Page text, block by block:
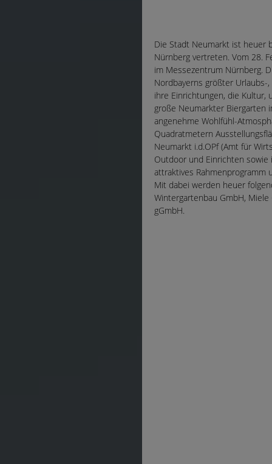
Die Stadt Neumarkt ist heuer
Nürnberg vertreten. Vom 28.
im Messezentrum Nürnberg.
Nordbayerns größter
ihre Einrichtungen, die Kultur,
große Neumarkter Biergarten
angenehme Wohlfühl-
Quadratmetern
Neumarkt i.d.OPf (Amt für
Outdoor und Einrichten
attraktives Rahmenprogramm
Mit dabei werden heuer
Wintergartenbau GmbH,
gGmbH.